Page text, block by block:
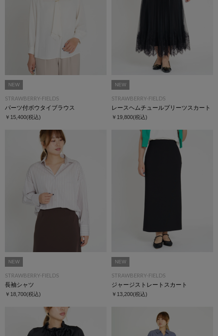
NEW
STRAWBERRY-FIELDS
パーツ付ボウタイブラウス
￥15,400(税込)
NEW
STRAWBERRY-FIELDS
レースヘムチュールプリーツスカート
￥19,800(税込)
NEW
STRAWBERRY-FIELDS
長袖シャツ
￥18,700(税込)
NEW
STRAWBERRY-FIELDS
ジャージストレートスカート
￥13,200(税込)